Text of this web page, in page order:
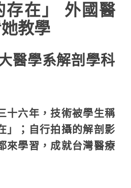
存在」 外國醫
教學
醫學系解剖學科
十六年，技術被學生稱
」；自行拍攝的解剖影
來學習，成就台灣醫療